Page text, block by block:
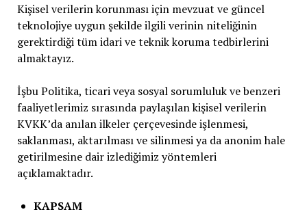
Kişisel verilerin korunması için mevzuat ve güncel
teknolojiye uygun şekilde ilgili verinin niteliğinin
gerektirdiği tüm idari ve teknik koruma tedbirlerini
almaktayız.
İşbu Politika, ticari veya sosyal sorumluluk ve benzeri
faaliyetlerimiz sırasında paylaşılan kişisel verilerin
KVKK’da anılan ilkeler çerçevesinde işlenmesi,
saklanması, aktarılması ve silinmesi ya da anonim hale
getirilmesine dair izlediğimiz yöntemleri
açıklamaktadır.
KAPSAM